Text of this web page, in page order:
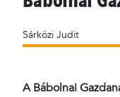
Sárközi Judit
A Bábolnai